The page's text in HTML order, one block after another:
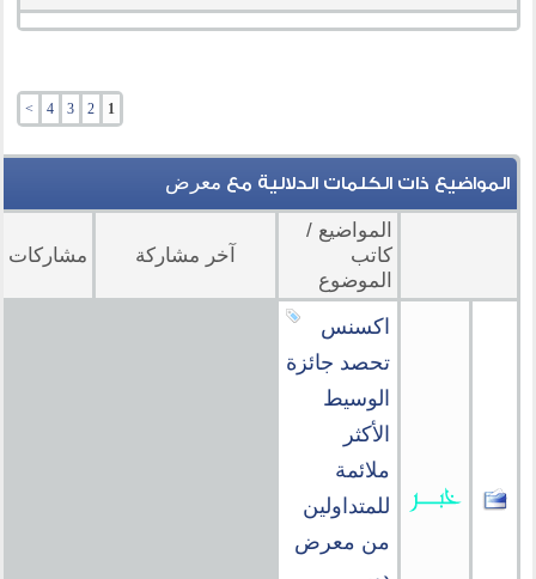
1
2
3
4
>
المواضيع ذات الكلمات الدلالية مع معرض
المواضيع /
كاتب
الموضوع
آخر مشاركة مشاركات
اكسنس
تحصد جائزة
الوسيط
الأكثر
ملائمة
للمتداولين
من معرض